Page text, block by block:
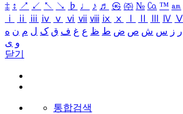
‡ ↕ ↗ ↙ ↖ ↘ ♭ ♩ ♪ ♬ ㉿ ㈜ № ㏇ ™ ㏂
ⅰ
ⅱ ⅲ ⅳ ⅴ ⅵ ⅶ ⅷ ⅸ ⅹ Ⅳ Ⅴ
ر ز س ش ص ض ط ظ ع غ ف ق ک ل م ن ه
و ی
닫기
통합검색